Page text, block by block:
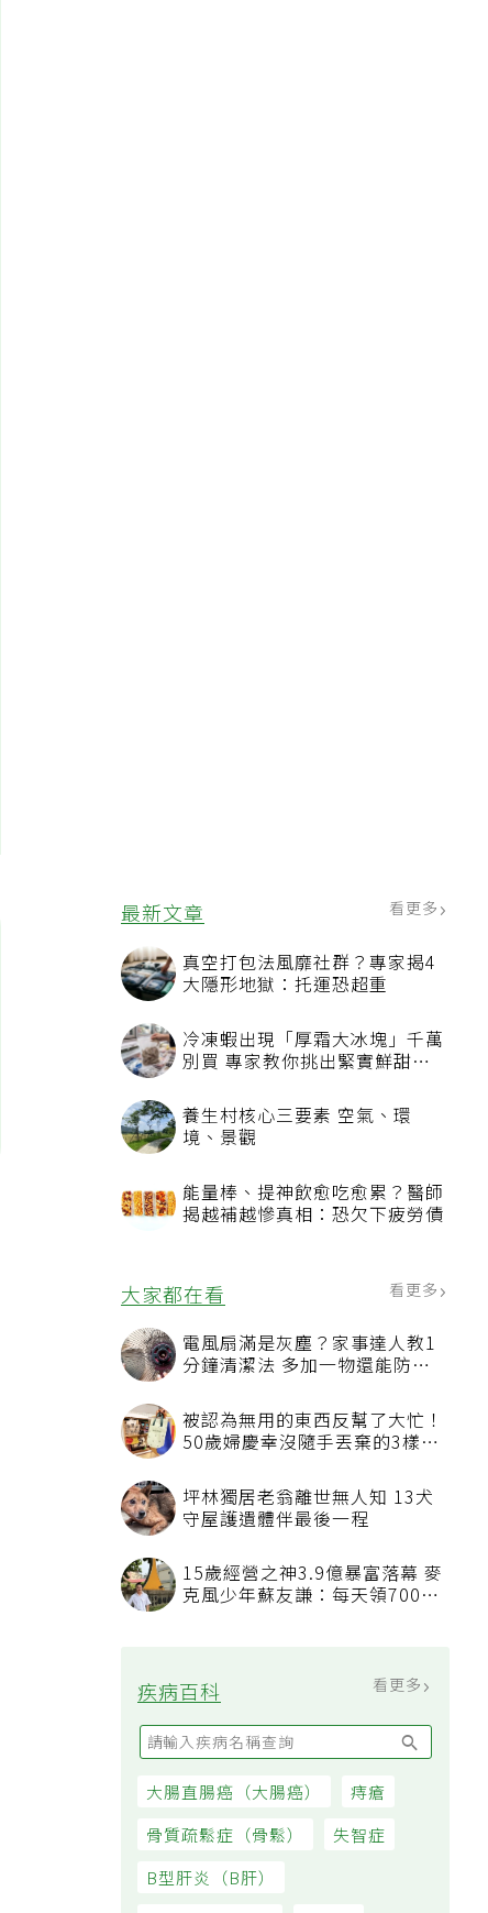
最新文章 看更多
真空打包法風靡社群？專家揭4
大隱形地獄：托運恐超重
冷凍蝦出現「厚霜大冰塊」千萬
別買 專家教你挑出緊實鮮甜蝦
養生村核心三要素 空氣、環
境、景觀
能量棒、提神飲愈吃愈累？醫師
揭越補越慘真相：恐欠下疲勞債
大家都在看
電風扇滿是灰塵？家事達人教1
被認為無用的東西反幫了大忙！
50歲婦慶幸沒隨手丟棄的3樣物
坪林獨居老翁離世無人知 13犬
守屋護遺體伴最後一程
15歲經營之神3.9億暴富落幕 麥
疾病百科